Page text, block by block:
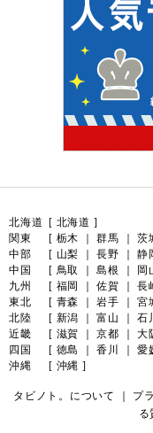
北海道 [ 北海道 ]
関東
[ 栃木 ｜群馬 茨
中部
[ 山梨 ｜長野 静
中国
[ 鳥取 ｜島根 岡
九州
[ 福岡 ｜佐賀 長
東北
[ 青森 ｜岩手 宮
北陸
[ 新潟 ｜富山 石
近畿
[ 滋賀 ｜京都 大
四国
[ 徳島 ｜香川 愛
沖縄
[ 沖縄 ]
タビノト。について プ
る